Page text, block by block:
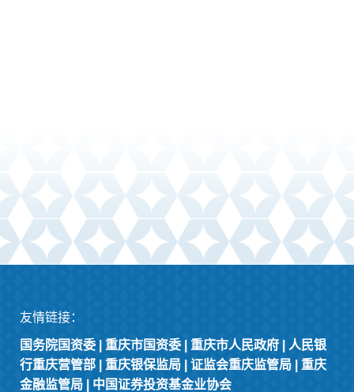
友情链接：
国务院国资委| 重庆市国资委| 重庆市人民政府
人民银
行重庆营管部
重庆银保监局 证监会重庆监管局
重庆
金融监管局
中国证券投资基金业协会